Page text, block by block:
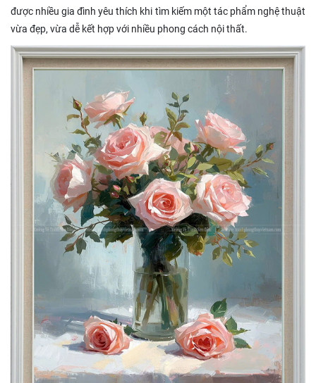
được nhiều gia đình yêu thích khi tìm kiếm một tác phẩm nghệ thuật
vừa đẹp, vừa dễ kết hợp với nhiều phong cách nội thất.